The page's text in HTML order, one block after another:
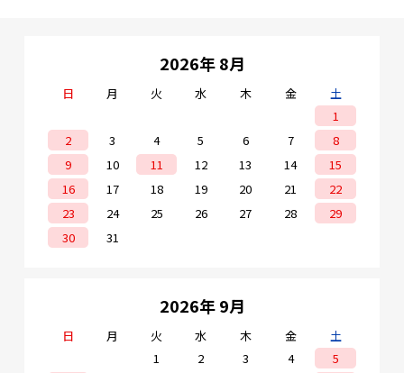
2026年 8月
日 月 火 水 木 金
土
1
2
3 4 5 6 7
8
9
10 11 12 13 14
15
16
17 18 19 20 21
22
23
24 25 26 27 28
29
30
31
2026年 9月
日 月 火 水 木 金
土
1
2 3 4
5